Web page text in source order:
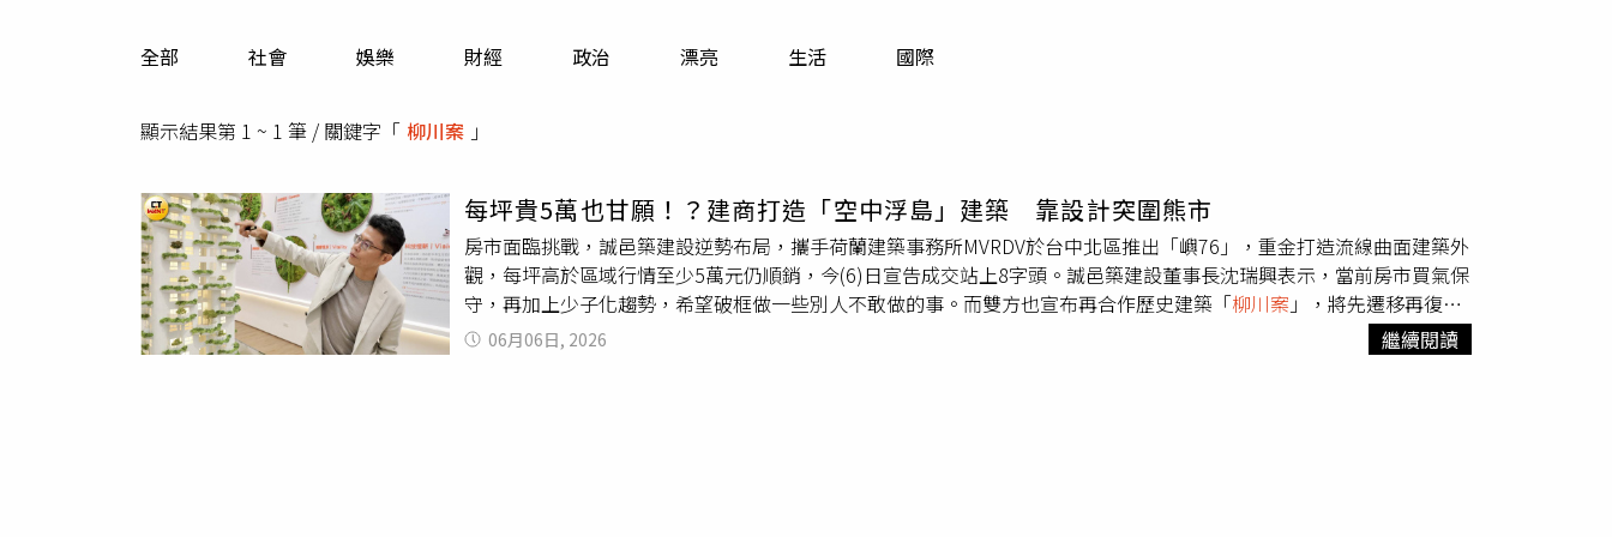
運勢
全部 社會 娛樂 財經 政治 漂亮 生活 國際
顯示結果第 1 ~ 1 筆 / 關鍵字「 柳川案 」
每坪貴5萬也甘願！？建商打造「空中浮島」建築 靠設計突圍熊市
房市面臨挑戰，誠邑築建設逆勢布局，攜手荷蘭建築事務所MVRDV於台中北區推出「嶼76」，重金打造流線曲面建築外
觀，每坪高於區域行情至少5萬元仍順銷，今(6)日宣告成交站上8字頭。誠邑築建設董事長沈瑞興表示，當前房市買氣保
守，再加上少子化趨勢，希望破框做一些別人不敢做的事。而雙方也宣布再合作歷史建築「柳川案 」，將先遷移再復位
保留歷史記憶，目前申請建照中。沈瑞興表示，當前房市買氣保守，台中預售市場醞釀降價潮，跑得動的案子降價約有
1成，堅持價格的大概都滯銷。而「嶼76」請到MVRDV設計，外觀具市場稀有性，每坪開價高於區域行情5萬元起跳，目
06月06日, 2026 繼續閱讀